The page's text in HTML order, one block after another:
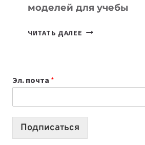
моделей для учебы
ЧИТАТЬ ДАЛЕЕ КАКОЙ
2026:
10
Эл. почта *
Подписаться